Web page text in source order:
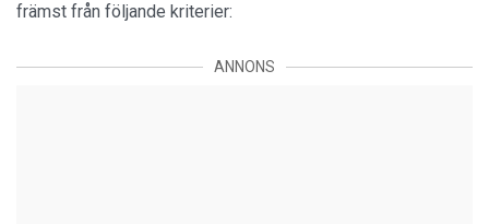
främst från följande kriterier:
ANNONS